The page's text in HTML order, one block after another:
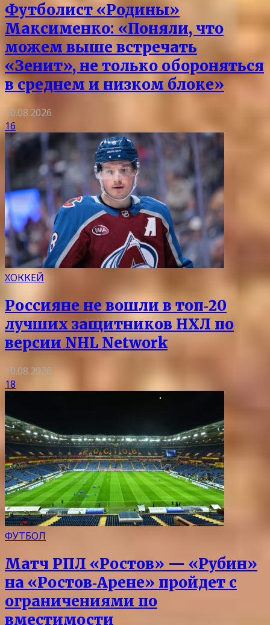
Футболист «Родины»
Максименко: «Поняли, что
можем выше встречать
«Зенит», не только обороняться
в среднем и низком блоке»
10.08.2026
16
ХОККЕЙ
Россияне не вошли в топ‑20
лучших защитников НХЛ по
версии NHL Network
10.08.2026
18
ФУТБОЛ
Матч РПЛ «Ростов» — «Рубин»
на «Ростов‑Арене» пройдет с
ограничениями по
вместимости